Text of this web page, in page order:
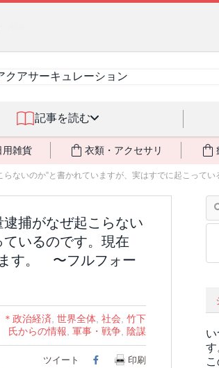
記事を読む
用雑貨 衣類・アクセサリ
ないのか”と書かれていますが、実はすでに起こってい
逮捕がなぜ起こらない
いるのです。現在
す。 〜フルフォー
＊政治経済 世界全体, 社会 竹下
氏からの情報 軍事・戦争, 陰謀
ツイート Facebook
印刷
す